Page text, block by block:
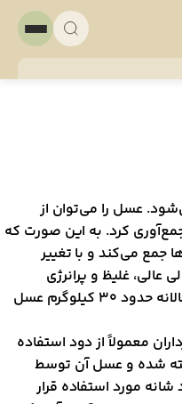
را می‌توان از
کرد. به ‌این ‌صورت که
و با تغییر
غلیظ و پرانرژی
درمی‌آورد. به‌طور متوسط یک کندو سالانه حدود 30 کیلوگرم عسل
از دود استفاده
و عسل آن توسط
استفاده قرار